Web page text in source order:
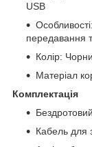
USB
передавання
Колір:
Матеріал
Комплектація
Кабель для